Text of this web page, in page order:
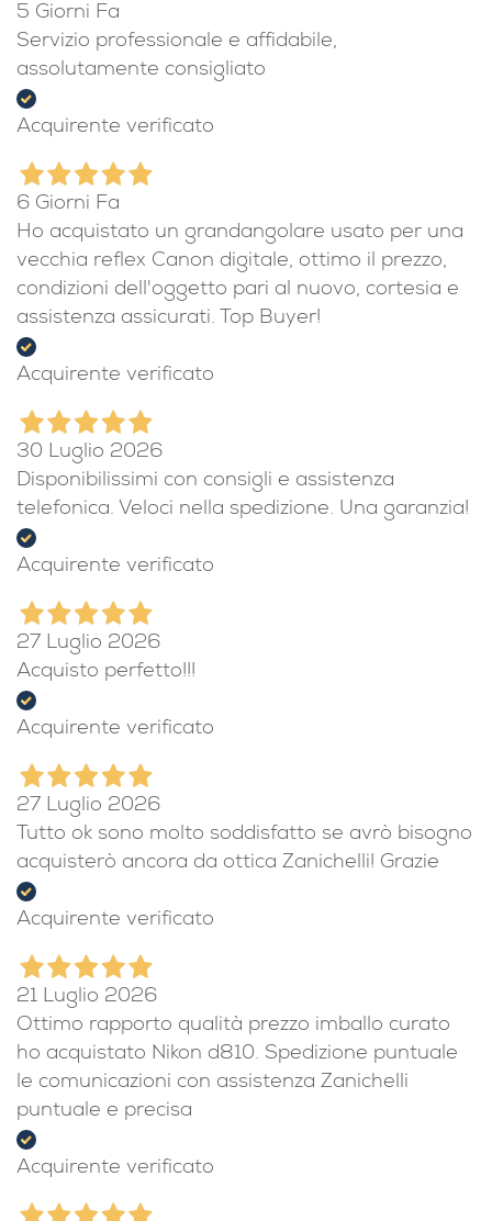
5 Giorni Fa
Servizio professionale e affidabile,
assolutamente consigliato
Acquirente verificato
6 Giorni Fa
Ho acquistato un grandangolare usato per una
vecchia reflex Canon digitale, ottimo il prezzo,
condizioni dell'oggetto pari al nuovo, cortesia e
assistenza assicurati. Top Buyer!
Acquirente verificato
30 Luglio 2026
Disponibilissimi con consigli e assistenza
telefonica. Veloci nella spedizione. Una garanzia!
Acquirente verificato
27 Luglio 2026
Acquisto perfetto!!!
Acquirente verificato
27 Luglio 2026
Tutto ok sono molto soddisfatto se avrò bisogno
acquisterò ancora da ottica Zanichelli! Grazie
Acquirente verificato
21 Luglio 2026
Ottimo rapporto qualità prezzo imballo curato
ho acquistato Nikon d810. Spedizione puntuale
le comunicazioni con assistenza Zanichelli
puntuale e precisa
Acquirente verificato